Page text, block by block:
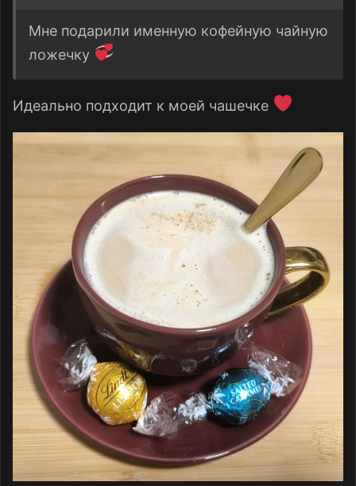
Мне подарили именную кофейную чайную
ложечку
Идеально подходит к моей чашечке